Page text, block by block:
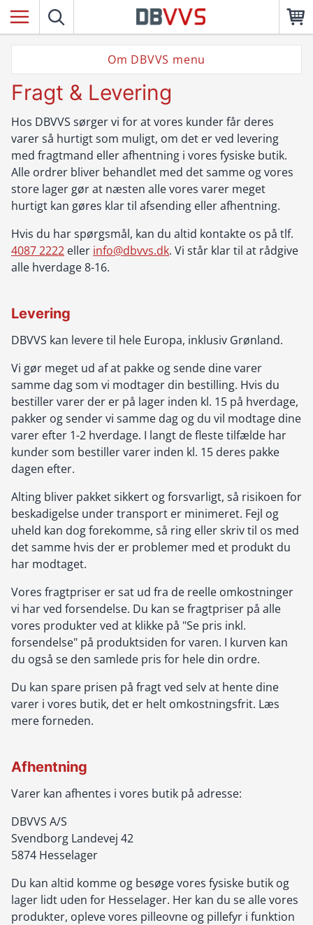
Om DBVVS menu
Fragt & Levering
Hos DBVVS sørger vi for at vores kunder får deres
varer så hurtigt som muligt, om det er ved levering
med fragtmand eller afhentning i vores fysiske butik.
Alle ordrer bliver behandlet med det samme og vores
store lager gør at næsten alle vores varer meget
hurtigt kan gøres klar til afsending eller afhentning.
Hvis du har spørgsmål, kan du altid kontakte os på tlf.
4087 2222 eller info@dbvvs.dk. Vi står klar til at rådgive
alle hverdage 8-16.
Levering
DBVVS kan levere til hele Europa, inklusiv Grønland.
Vi gør meget ud af at pakke og sende dine varer
samme dag som vi modtager din bestilling. Hvis du
bestiller varer der er på lager inden kl. 15 på hverdage,
pakker og sender vi samme dag og du vil modtage dine
varer efter 1-2 hverdage. I langt de fleste tilfælde har
kunder som bestiller varer inden kl. 15 deres pakke
dagen efter.
Alting bliver pakket sikkert og forsvarligt, så risikoen for
beskadigelse under transport er minimeret. Fejl og
uheld kan dog forekomme, så ring eller skriv til os med
det samme hvis der er problemer med et produkt du
har modtaget.
Vores fragtpriser er sat ud fra de reelle omkostninger
vi har ved forsendelse. Du kan se fragtpriser på alle
vores produkter ved at klikke på "Se pris inkl.
forsendelse" på produktsiden for varen. I kurven kan
du også se den samlede pris for hele din ordre.
Du kan spare prisen på fragt ved selv at hente dine
varer i vores butik, det er helt omkostningsfrit. Læs
mere forneden.
Afhentning
Varer kan afhentes i vores butik på adresse:
DBVVS A/S
Svendborg Landevej 42
5874 Hesselager
Du kan altid komme og besøge vores fysiske butik og
lager lidt uden for Hesselager. Her kan du se alle vores
produkter, opleve vores pilleovne og pillefyr i funktion